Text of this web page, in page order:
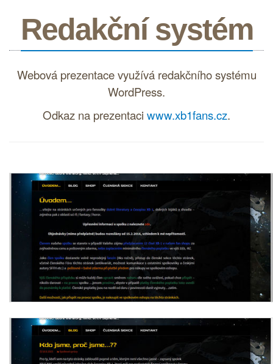
Redakční systém
Webová prezentace využívá redakčního systému
WordPress.
Odkaz na prezentaci www.xb1fans.cz.